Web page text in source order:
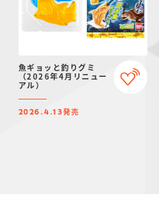
魚ギョッと釣りグミ
（2026年4月リニュー
アル）
2026.4.13発売